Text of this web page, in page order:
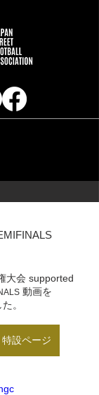
大会 supported
動画を
。
設ページ